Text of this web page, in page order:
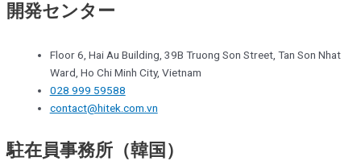
開発センター
Floor 6, Hai Au Building, 39B Truong Son Street, Tan Son Nhat
Ward, Ho Chi Minh City, Vietnam
028 999 59588
contact@hitek.com.vn
駐在員事務所（韓国）